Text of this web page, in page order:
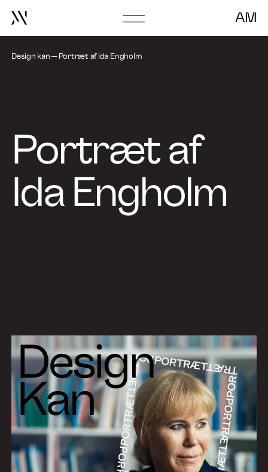
frontpage
AM
Arbejde
Services
Om os
Nyheder
Design kan Portræt af Ida Engholm
Portræt af
Ida Engholm
Om Design Kan
Book foredrag